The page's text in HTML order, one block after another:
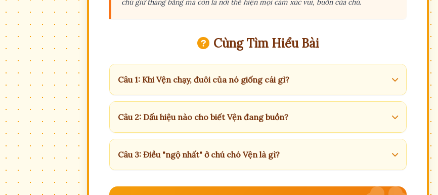
Cùng Tìm Hiểu Bài
Câu 1: Khi Vện chạy, đuôi của nó giống cái gì?
Câu 2: Dấu hiệu nào cho biết Vện đang buồn?
Câu 3: Điều "ngộ nhất" ở chú chó Vện là gì?